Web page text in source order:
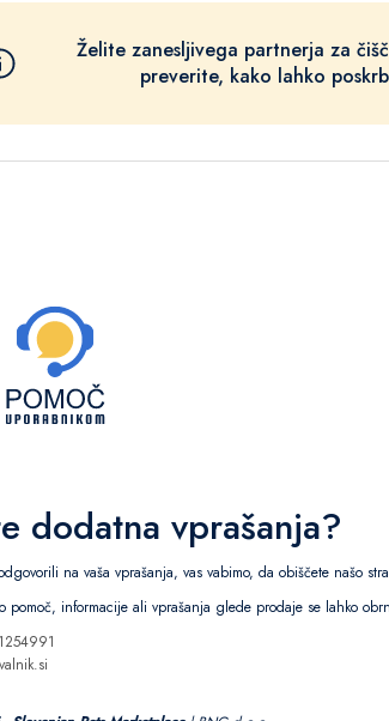
Želite zanesljivega partnerja za
preverite, kako lahko
dodatna vprašanja?
na vaša vprašanja, vas vabimo, da obiščete našo
pomoč, informacije ali vprašanja glede prodaje se lahko